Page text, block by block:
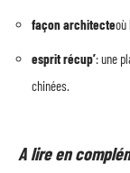
façon architecteoù
esprit récup’: une
chinées.
A lire en